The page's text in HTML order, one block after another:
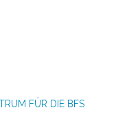
FÜR DIE BFS